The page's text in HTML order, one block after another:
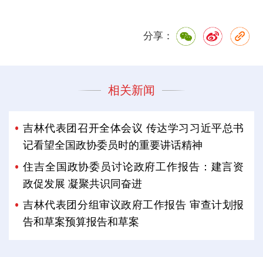
分享：
相关新闻
吉林代表团召开全体会议 传达学习习近平总书
记看望全国政协委员时的重要讲话精神
住吉全国政协委员讨论政府工作报告：建言资
政促发展 凝聚共识同奋进
吉林代表团分组审议政府工作报告 审查计划报
告和草案预算报告和草案